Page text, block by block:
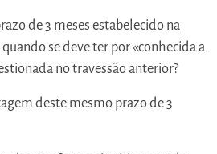
de 3 meses estabelecido na
se deve ter por «conhecida a
no travessão anterior?
deste mesmo prazo de 3